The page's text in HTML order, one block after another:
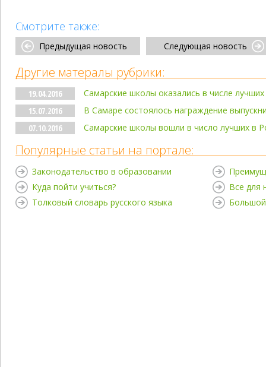
Смотрите также:
Предыдущая новость Следующая новость
Другие матералы рубрики:
19.04.2016
Самарские школы оказались в числе
15.07.2016
В Самаре состоялось награждение
07.10.2016
Самарские школы вошли в число лучших в
Популярные статьи на портале:
Законодательство в образовании
Куда пойти учиться?
Толковый словарь русского языка
Все для
Большой